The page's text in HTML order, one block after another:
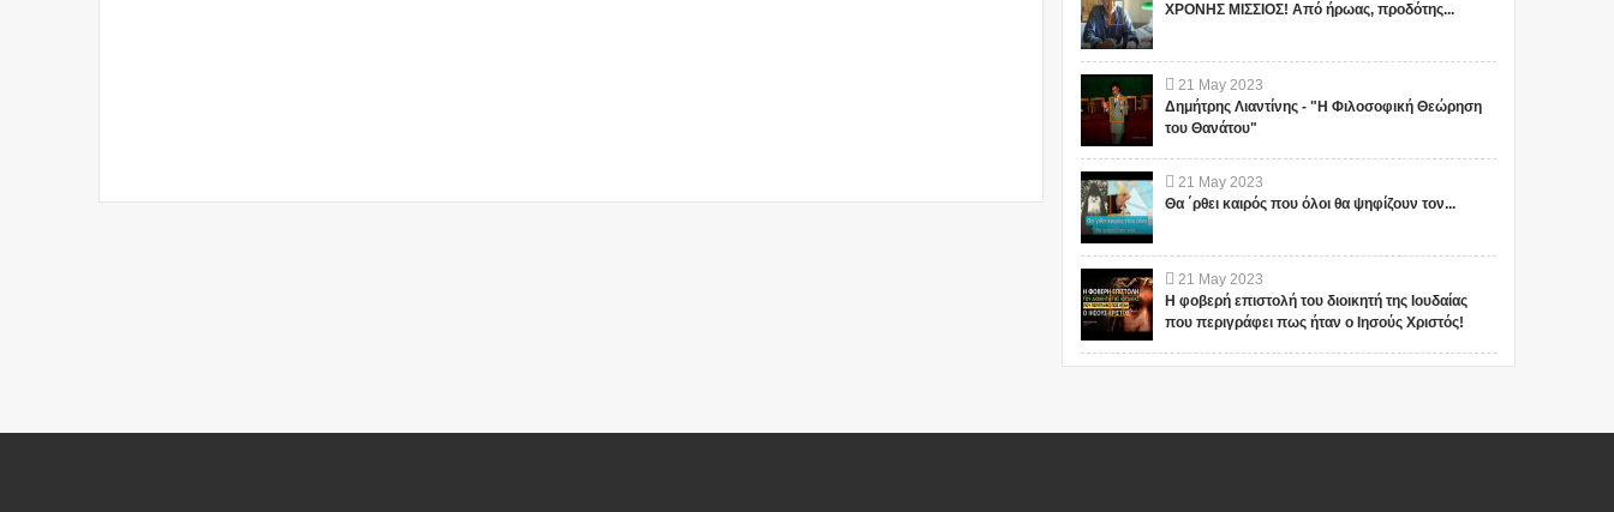
ΧΡΟΝΗΣ ΜΙΣΣΙΟΣ! Από ήρωας, προδότης...
21 May 2023
Δημήτρης Λιαντίνης - "Η Φιλοσοφική Θεώρηση
του Θανάτου"
21 May 2023
Θα ΄ρθει καιρός που όλοι θα ψηφίζουν τον...
21 May 2023
Η φοβερή επιστολή του διοικητή της Ιουδαίας
που περιγράφει πως ήταν ο Ιησούς Χριστός!